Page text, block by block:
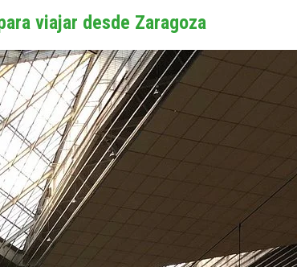
viajar desde Zaragoza